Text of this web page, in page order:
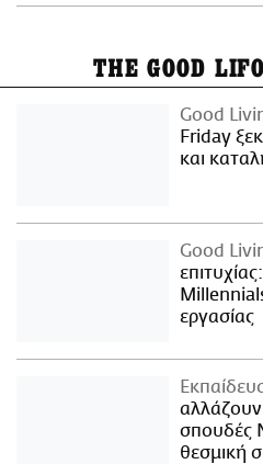
THE GOOD LIFO
Good
Friday
και
Good
εργασίας
σπουδές
θεσμική